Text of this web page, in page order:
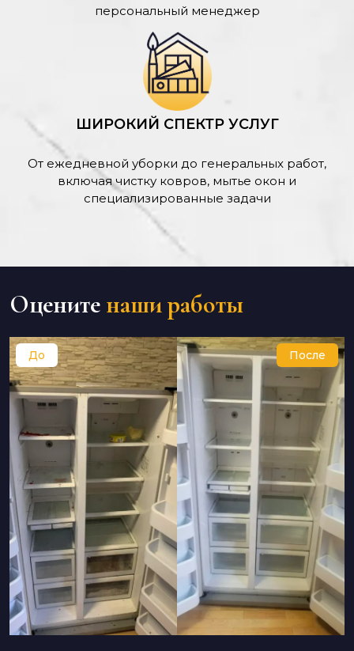
персональный менеджер
ШИРОКИЙ СПЕКТР УСЛУГ
От ежедневной уборки до генеральных работ,
включая чистку ковров, мытье окон и
специализированные задачи
Оцените наши работы